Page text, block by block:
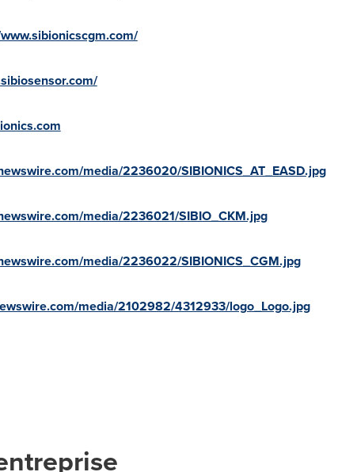
media/2236020/SIBIONICS_AT_EASD.jpg
media/2236021/SIBIO_CKM.jpg
media/2236022/SIBIONICS_CGM.jpg
media/2102982/4312933/logo_Logo.jpg